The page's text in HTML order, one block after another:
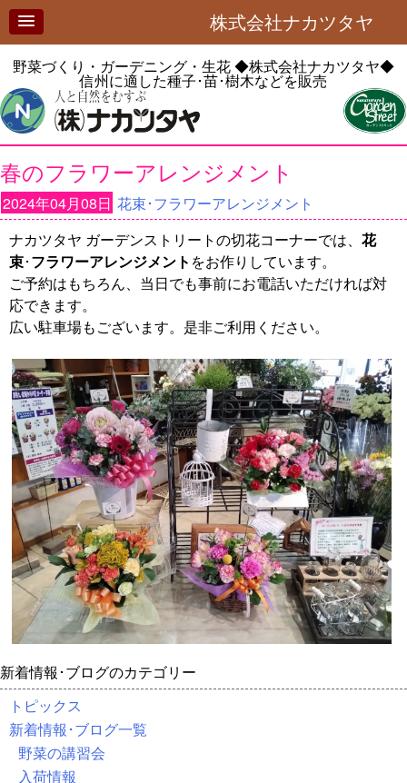
株式会社ナカツタヤ
野菜づくり・ガーデニング・生花◆株式会社ナカツタヤ◆
信州に適した種子･苗･樹木などを販売
春のフラワーアレンジメント
2024年04月08日 花束･フラワーアレンジメント
ナカツタヤ ガーデンストリートの切花コーナーでは、 花
束･フラワーアレンジメント をお作りしています。
ご予約はもちろん、当日でも事前にお電話いただければ対
応できます。
広い駐車場もございます。是非ご利用ください。
新着情報･ブログのカテゴリー
トピックス
新着情報･ブログ一覧
野菜の講習会
入荷情報